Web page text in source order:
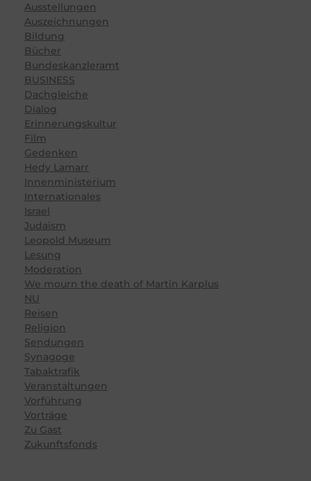
Ausstellungen
Auszeichnungen
Bildung
Bücher
Bundeskanzleramt
BUSINESS
Dachgleiche
Dialog
Erinnerungskultur
Film
Gedenken
Hedy Lamarr
Innenministerium
Internationales
Israel
Judaism
Leopold Museum
Lesung
Moderation
We mourn the death of Martin Karplus
NU
Reisen
Religion
Sendungen
Synagoge
Tabaktrafik
Veranstaltungen
Vorführung
Vorträge
Zu Gast
Zukunftsfonds